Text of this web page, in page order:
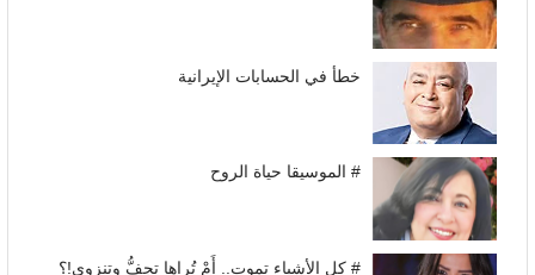
خطأ في الحسابات الإيرانية
# الموسيقا حياة الروح
# كل الأشياء تموت.. أَمْ تُراها تجِفُّ وتنزوي!؟